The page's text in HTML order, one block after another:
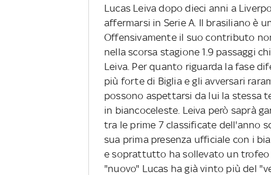
Lucas Leiva dopo dieci anni a
affermarsi in Serie A. Il brasiliano è
Offensivamente il suo contributo
nella scorsa stagione 1.9 passaggi
Leiva. Per quanto riguarda la fase
più forte di Biglia e gli avversari
possono aspettarsi da lui la stessa
in biancoceleste. Leiva però saprà
tra le prime 7 classificate dell'anno
sua prima presenza ufficiale con i
e soprattutto ha sollevato un trofeo
"nuovo" Lucas ha già vinto più del